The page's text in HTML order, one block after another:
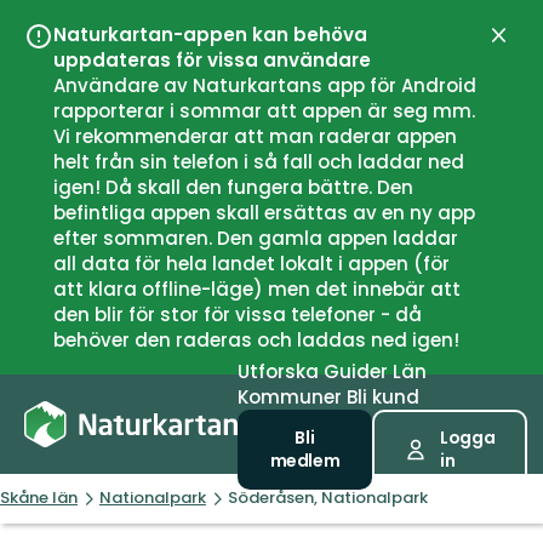
Naturkartan-appen kan behöva
uppdateras för vissa användare
Användare av Naturkartans app för Android
rapporterar i sommar att appen är seg mm.
Vi rekommenderar att man raderar appen
helt från sin telefon i så fall och laddar ned
igen! Då skall den fungera bättre. Den
befintliga appen skall ersättas av en ny app
efter sommaren. Den gamla appen laddar
all data för hela landet lokalt i appen (för
att klara offline-läge) men det innebär att
den blir för stor för vissa telefoner - då
behöver den raderas och laddas ned igen!
UtforskaGuiderLän
Kommuner Bli kund
Bli
medlem
Logga
in
Skåne län Nationalpark Söderåsen, Nationalpark